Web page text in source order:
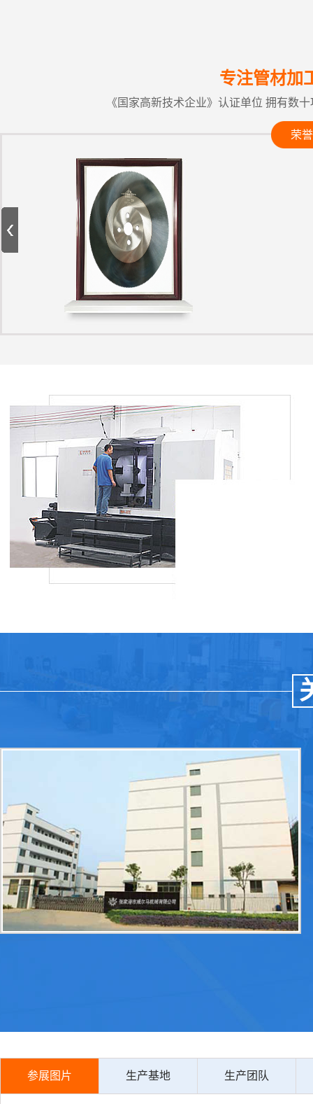
专注管材加
《国家高新技术企业》认证单位 拥有数
荣
参展图片 生产基地 生产团队